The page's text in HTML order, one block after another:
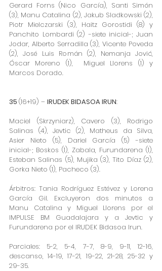
Gerard Forns (Nico García), Santi Simón
(3), Manu Catalina (2), Jakub Sladkowski (2),
Piotr Mielczarski (3), Haitz Gorostidi (8) y
Panchito Lombardi (2) -siete inicial-; Juan
Jodar, Alberto Serradilla (3), Vicente Poveda
(2), José Luis Román (2), Nemanja Jović,
Óscar Moreno (1),  Miguel Llorens (1) y
Marcos Dorado.
35 (16+19) – IRUDEK BIDASOA IRUN:
Maciel (Skrzyniarz), Cavero (3), Rodrigo
Salinas (4), Jevtic (2), Matheus da Silva,
Asier Nieto (5), Dariel García (5) -siete
inicial-; Boskos (1), Zabala, Furundarena (1),
Esteban Salinas (5), Mujika (3), Tito Díaz (2),
Gorka Nieto (1), Pacheco (3).
Árbitros: Tania Rodríguez Estévez y Lorena
García Gil. Excluyeron dos minutos a
Manu Catalina y Miguel Llorens por el
IMPULSE BM Guadalajara y a Jevtic y
Furundarena por el IRUDEK Bidasoa Irun.
Parciales: 5-2, 5-4, 7-7, 8-9, 9-11, 12-16,
descanso, 14-19, 17-21, 19-22, 21-28, 25-32 y
29-35.